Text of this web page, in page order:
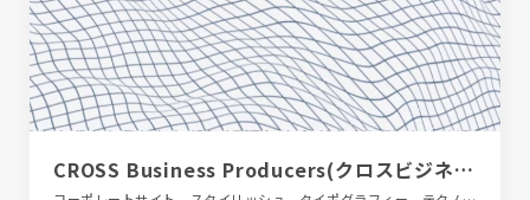
CROSS Business Producers(クロスビジネスプロデューサーズ)株式会社